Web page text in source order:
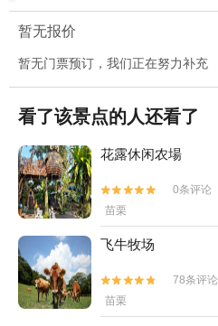
暂无报价
暂无门票预订，我们正在努力补充
看了该景点的人还看了
花露休闲农場


0条评论
苗栗
飞牛牧场


78条评论
苗栗